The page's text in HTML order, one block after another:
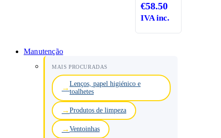
€58.50
IVA inc.
Manutenção
MAIS PROCURADAS
Lenços, papel higiénico e
toalhetes
Produtos de limpeza
Ventoinhas